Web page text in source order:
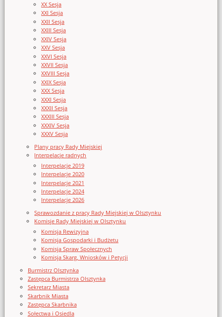
XX Sesja
XXI Sesja
XXII Sesja
XXIII Sesja
XXIV Sesja
XXV Sesja
XXVI Sesja
XXVII Sesja
XXVIII Sesja
XXIX Sesja
XXX Sesja
XXXI Sesja
XXXII Sesja
XXXIII Sesja
XXXIV Sesja
XXXV Sesja
Plany pracy Rady Miejskiej
Interpelacje radnych
Interpelacje 2019
Interpelacje 2020
Interpelacje 2021
Interpelacje 2024
Interpelacje 2026
Sprawozdanie z pracy Rady Miejskiej w Olsztynku
Komisje Rady Miejskiej w Olsztynku
Komisja Rewizyjna
Komisja Gospodarki i Budżetu
Komisja Spraw Społecznych
Komisja Skarg, Wniosków i Petycji
Burmistrz Olsztynka
Zastępca Burmistrza Olsztynka
Sekretarz Miasta
Skarbnik Miasta
Zastępca Skarbnika
Sołectwa i Osiedla